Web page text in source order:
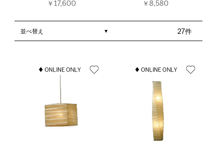
￥17,600
￥8,580
27件
並べ替え